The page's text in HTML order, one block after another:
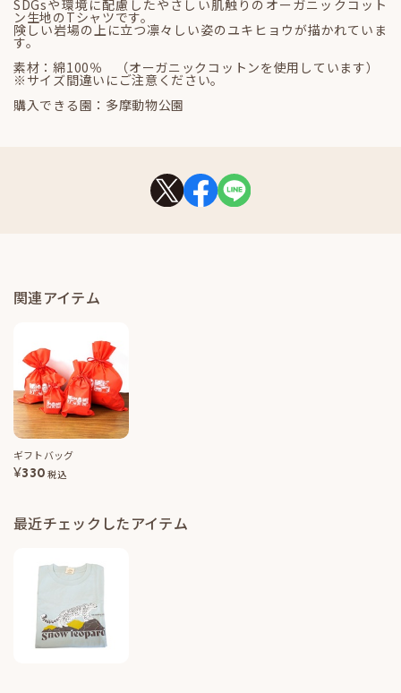
SDGsや環境に配慮したやさしい肌触りのオーガニックコット
ン生地のTシャツです。
険しい岩場の上に立つ凛々しい姿のユキヒョウが描かれていま
す。
素材：綿100％ （オーガニックコットンを使用しています）
※サイズ間違いにご注意ください。
購入できる園：多摩動物公園
関連アイテム
ギフトバッグ
¥330 税込
最近チェックしたアイテム